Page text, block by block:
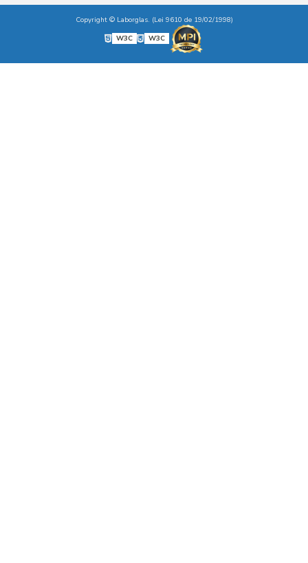
Copyright © Laborglas. (Lei 9610 de 19/02/1998)
W3C
W3C